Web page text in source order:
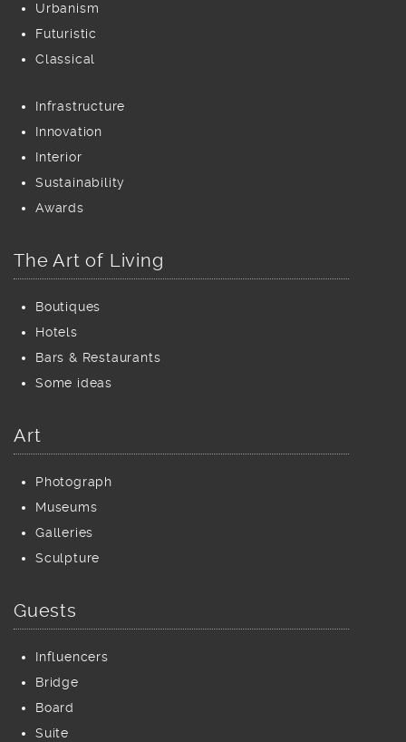
Urbanism
Futuristic
Classical
Infrastructure
Innovation
Interior
Sustainability
Awards
The Art of Living
Boutiques
Hotels
Bars & Restaurants
Some ideas
Art
Photograph
Museums
Galleries
Sculpture
Guests
Influencers
Bridge
Board
Suite